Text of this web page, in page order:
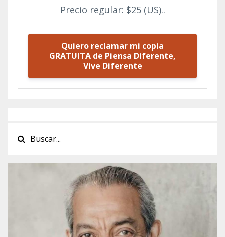
Precio regular: $25 (US)..
Quiero reclamar mi copia
GRATUITA de Piensa Diferente,
Vive Diferente